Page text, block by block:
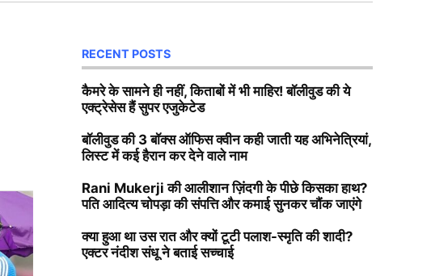
RECENT POSTS
कैमरे के सामने ही नहीं, किताबों में भी माहिर! बॉलीवुड की ये
एक्ट्रेसेस हैं सुपर एजुकेटेड
बॉलीवुड की 3 बॉक्स ऑफिस क्वीन कही जाती यह अभिनेत्रियां,
लिस्ट में कई हैरान कर देने वाले नाम
Rani Mukerji की आलीशान ज़िंदगी के पीछे किसका हाथ?
पति आदित्य चोपड़ा की संपत्ति और कमाई सुनकर चौंक जाएंगे
क्या हुआ था उस रात और क्यों टूटी पलाश-स्मृति की शादी?
एक्टर नंदीश संधू ने बताई सच्चाई